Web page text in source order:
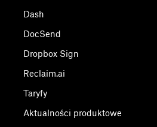
Dash
DocSend
Dropbox Sign
Reclaim.ai
Taryfy
Aktualności produktowe